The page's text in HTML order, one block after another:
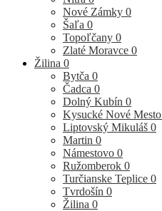
Nové Zámky 0
Šaľa 0
Topoľčany 0
Zlaté Moravce 0
Žilina 0
Bytča 0
Čadca 0
Dolný Kubín 0
Kysucké Nové Mesto
Liptovský Mikuláš 0
Martin 0
Námestovo 0
Ružomberok 0
Turčianske Teplice 0
Tvrdošín 0
Žilina 0